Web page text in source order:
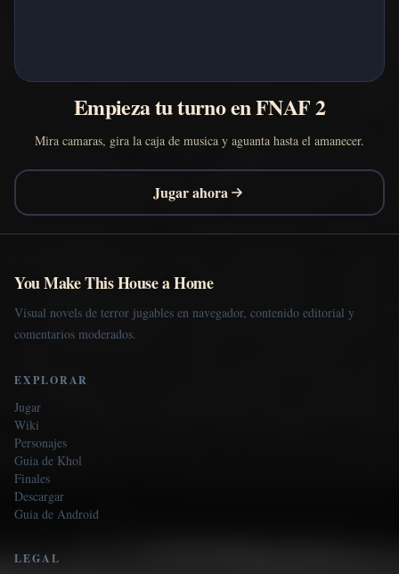
Empieza tu turno en FNAF 2
Mira camaras, gira la caja de musica y aguanta hasta el amanecer.
Jugar ahora
You Make This House a Home
Visual novels de terror jugables en navegador, contenido editorial y
comentarios moderados.
EXPLORAR
Jugar
Wiki
Personajes
Guia de Khol
Finales
Descargar
Guia de Android
LEGAL